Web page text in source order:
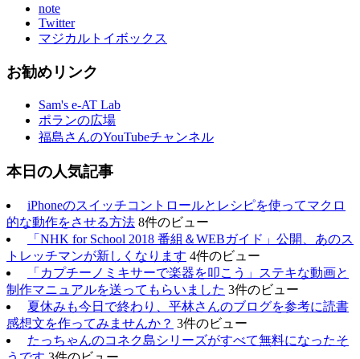
note
Twitter
マジカルトイボックス
お勧めリンク
Sam's e-AT Lab
ポランの広場
福島さんのYouTubeチャンネル
本日の人気記事
iPhoneのスイッチコントロールとレシピを使ってマクロ
的な動作をさせる方法 8件のビュー
「NHK for School 2018 番組＆WEBガイド」公開、あのス
トレッチマンが新しくなります 4件のビュー
「カプチーノミキサーで楽器を叩こう」ステキな動画と
制作マニュアルを送ってもらいました 3件のビュー
夏休みも今日で終わり、平林さんのブログを参考に読書
感想文を作ってみませんか？ 3件のビュー
たっちゃんのコネク島シリーズがすべて無料になったそ